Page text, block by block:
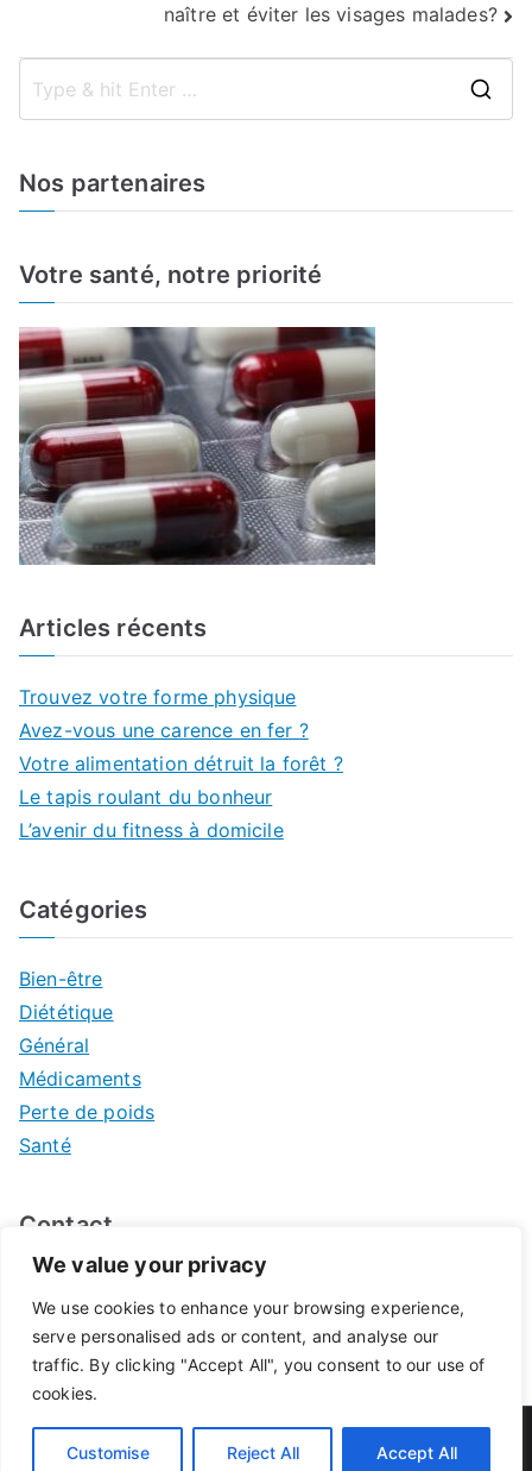
We value your privacy
We use cookies to enhance your browsing experience,
serve personalised ads or content, and analyse our
traffic. By clicking "Accept All", you consent to our use of
cookies.
Customise Reject All Accept All
naître et éviter les visages malades?
f
Nos partenaires
Votre santé, notre priorité
Articles récents
Trouvez votre forme physique
Avez-vous une carence en fer ?
Votre alimentation détruit la forêt ?
Le tapis roulant du bonheur
L’avenir du fitness à domicile
Catégories
Bien-être
Diététique
Général
Médicaments
Perte de poids
Santé
Contact
© 2026Pharmacie de Pontivy. Propulsé parZakraet
WordPress